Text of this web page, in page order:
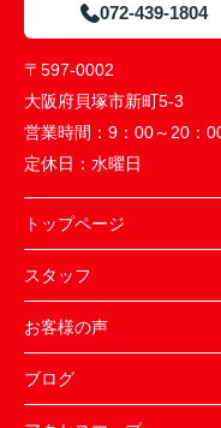
072-439-1804
〒597-0002
大阪府貝塚市新町5-3
営業時間： 9：00～20：
定休日： 水曜日
トップページ
スタッフ
お客様の声
ブログ